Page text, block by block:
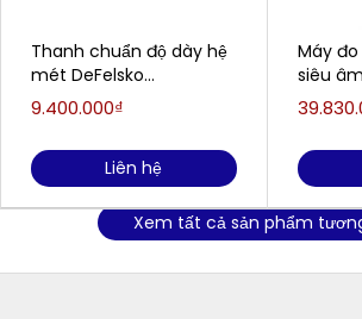
Thanh chuẩn độ dày hệ
mét DeFelsko
PosiTector STDB1M (2.5-
±0.02 mm)
9.400.000₫
Liên hệ
Máy
siêu
sơn)
Xem tất cả sản phẩm